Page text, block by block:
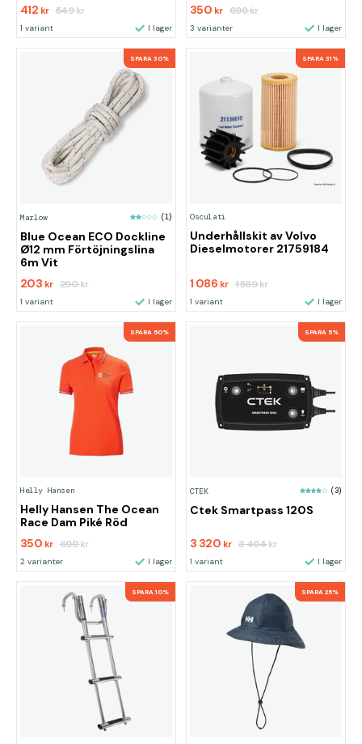
412 kr 549kr
1 variant I lager
350 kr 699kr
3 varianter I lager
SPARA 30%
Marlow (1)
Blue Ocean ECO Dockline
Ø12 mm Förtöjningslina
6m Vit
203 kr 290kr
1 variant I lager
SPARA 31%
Osculati
Underhållskit av Volvo
Dieselmotorer 21759184
1 086 kr 1 569kr
1 variant I lager
SPARA 50%
Helly Hansen
Helly Hansen The Ocean
Race Dam Piké Röd
350 kr 699kr
2 varianter I lager
SPARA 5%
CTEK (3)
Ctek Smartpass 120S
3 320 kr 3 494kr
1 variant I lager
SPARA 10% SPARA 25%